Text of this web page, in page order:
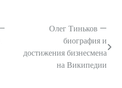
Олег Тиньков —
биография и
достижения бизнесмена
на Википедии